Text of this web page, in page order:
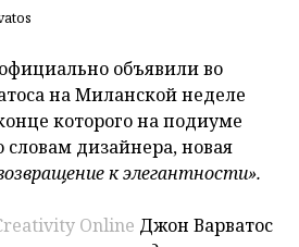
объявили во
на Миланской неделе
которого на подиуме
словам дизайнера, новая
к элегантности».
Online Джон Варватос